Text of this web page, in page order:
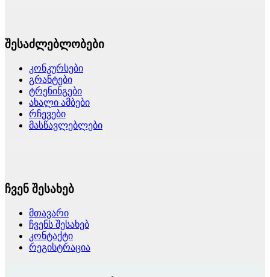
შესაძლებლობები
კონკურსები
გრანტები
ტრენინგები
ახალი ამბები
რჩევები
მასწავლებლები
ჩვენ შესახებ
მთავარი
ჩვენს შესახებ
კონტაქტი
რეგისტრაცია